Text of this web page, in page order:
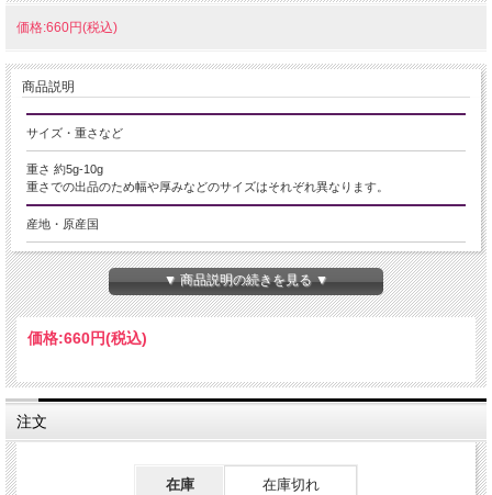
価格:660円(税込)
商品説明
サイズ・重さなど
重さ 約5g-10g
重さでの出品のため幅や厚みなどのサイズはそれぞれ異なります。
産地・原産国
マダガスカル産
グレードなど
AAA
ラブラドライト
商品説明
【ラブラドライト ペンダントトップ】
▼ 商品説明の続きを見る ▼
価格:660円(税込)
注文
在庫 在庫切れ